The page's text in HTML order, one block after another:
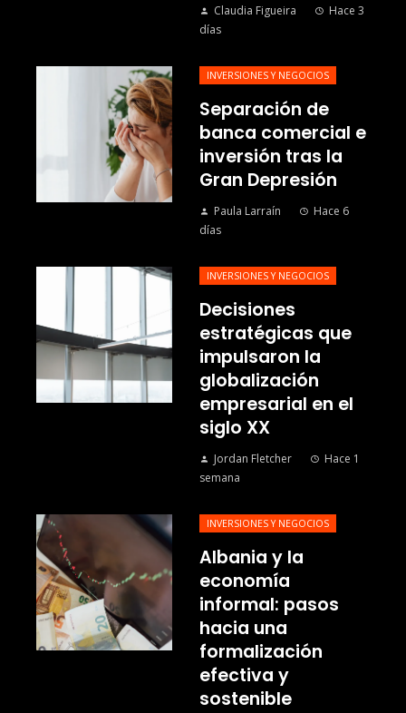
Claudia Figueira
Hace 3
días
INVERSIONES Y NEGOCIOS
Separación de
banca comercial e
inversión tras la
Gran Depresión
Paula Larraín
Hace 6
días
INVERSIONES Y NEGOCIOS
Decisiones
estratégicas que
impulsaron la
globalización
empresarial en el
siglo XX
Jordan Fletcher
Hace 1
semana
INVERSIONES Y NEGOCIOS
Albania y la
economía
informal: pasos
hacia una
formalización
efectiva y
sostenible